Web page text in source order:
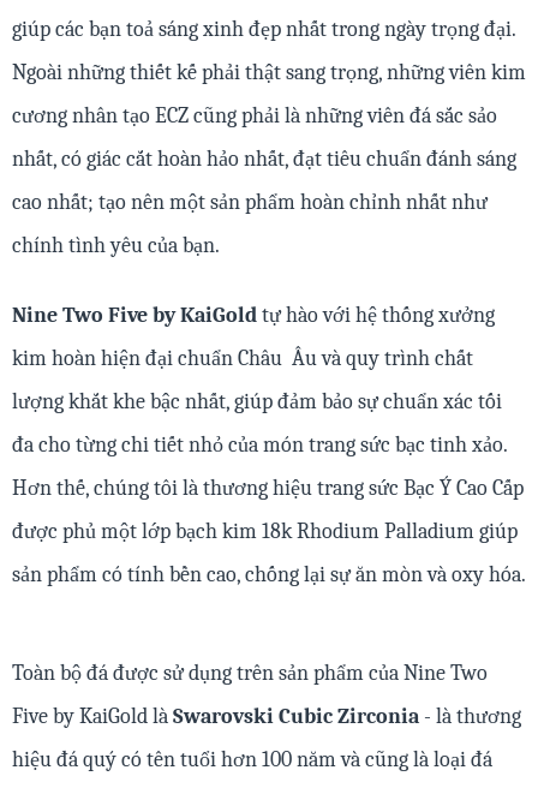
giúp các bạn toả sáng xinh đẹp nhất trong ngày trọng đại.
Ngoài những thiết kế phải thật sang trọng, những viên kim
cương nhân tạo ECZ cũng phải là những viên đá sắc sảo
nhất, có giác cắt hoàn hảo nhất, đạt tiêu chuẩn đánh sáng
cao nhất; tạo nên một sản phẩm hoàn chỉnh nhất như
chính tình yêu của bạn.
Nine Two Five by KaiGoldtự hào với hệ thống xưởng
kim hoàn hiện đại chuẩn Châu Âu và quy trình chất
lượng khắt khe bậc nhất, giúp đảm bảo sự chuẩn xác tối
đa cho từng chi tiết nhỏ của món trang sức bạc tinh xảo.
Hơn thế, chúng tôi là thương hiệu trang sức Bạc Ý Cao Cấp
được phủ một lớp bạch kim 18k Rhodium Palladium giúp
sản phẩm có tính bền cao, chống lại sự ăn mòn và oxy hóa.
Toàn bộ đá được sử dụng trên sản phẩm của Nine Two
Five by KaiGold làSwarovski Cubic Zirconia - là thương
hiệu đá quý có tên tuổi hơn 100 năm và cũng là loại đá